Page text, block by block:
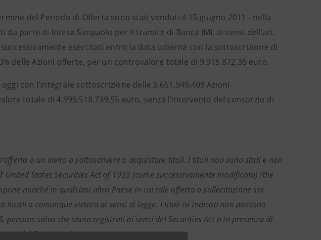
del Periodo di Offerta sono stati venduti il 15 giugno 2011 - nella
parte di Intesa Sanpaolo per il tramite di Banca IMI, ai sensi dell’art.
esercitati entro la data odierna con la sottoscrizione di
delle Azioni offerte, per un controvalore totale di 9.915.872,35 euro.
con l’integrale sottoscrizione delle 3.651.949.408 Azioni
totale di 4.999.518.739,55 euro, senza l’intervento del consorzio di
o un invito a sottoscrivere o acquistare titoli. I titoli non sono stati e non
States Securities Act of 1933 (come successivamente modificato) (the
nonché in qualsiasi altro Paese in cui tale offerta o sollecitazione sia
locali o comunque vietata ai sensi di legge. I titoli ivi indicati non possono
persons salvo che siano registrati ai sensi del Securities Act o in presenza di
del Securities Act.